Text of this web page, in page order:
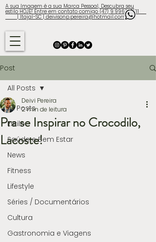
A sua Imagem é a sua Marca Pessoal, Descubra seu
estilo HOJE! Entre em contato comigo (47) 9.9960-3131
| Itajaí-SC | deivisonp.pereira@hotmail.com
Post
All Posts
Estilo
Saúde e Bem Estar
News
Fitness
Lifestyle
Séries / Documentários
Cultura
Gastronomia e Viagens
All Posts
Pra se Inspirar no Crocodilo,
Lacoste!
Deivi Pereira
2 min de leitura